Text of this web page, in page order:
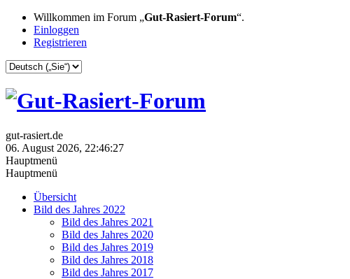
Willkommen im Forum „Gut-Rasiert-Forum“.
Einloggen
Registrieren
gut-rasiert.de
06. August 2026, 22:46:27
Hauptmenü
Hauptmenü
Übersicht
Bild des Jahres 2022
Bild des Jahres 2021
Bild des Jahres 2020
Bild des Jahres 2019
Bild des Jahres 2018
Bild des Jahres 2017